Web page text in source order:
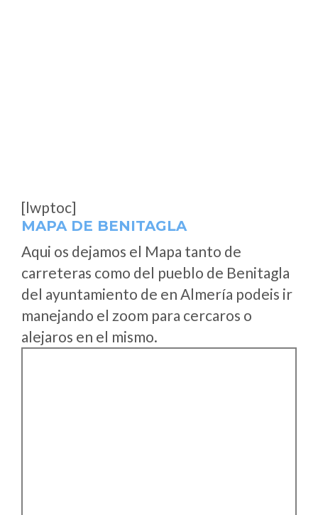
[lwptoc]
MAPA DE BENITAGLA
Aqui os dejamos el Mapa tanto de
carreteras como del pueblo de Benitagla
del ayuntamiento de en Almería podeis ir
manejando el zoom para cercaros o
alejaros en el mismo.